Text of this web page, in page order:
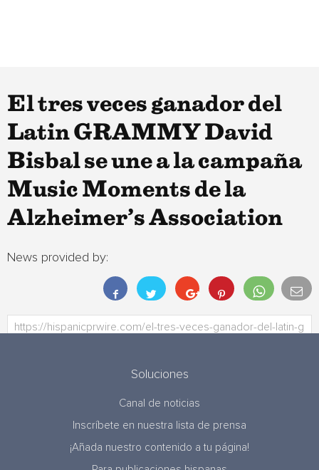
El tres veces ganador del
Latin GRAMMY David
Bisbal se une a la campaña
Music Moments de la
Alzheimer’s Association
News provided by:
Soluciones
Canal de noticias
Inscríbete en nuestra lista de prensa
¡Añada nuestro contenido a tu página!